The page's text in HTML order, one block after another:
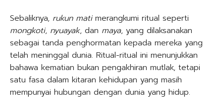
Sebaliknya, rukun matimerangkumi ritual seperti
mongkoti, nyuayak, dan maya, yang dilaksanakan
sebagai tanda penghormatan kepada mereka yang
telah meninggal dunia. Ritual-ritual ini menunjukkan
bahawa kematian bukan pengakhiran mutlak, tetapi
satu fasa dalam kitaran kehidupan yang masih
mempunyai hubungan dengan dunia yang hidup.